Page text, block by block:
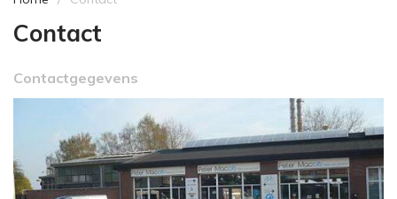
Contact
Contactgegevens